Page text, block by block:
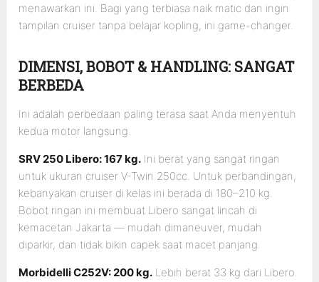
menawarkan ini. Bagi yang terbiasa naik matic dan ingin
tampilan cruiser tanpa belajar kopling, ini game-changer.
DIMENSI, BOBOT & HANDLING: SANGAT
BERBEDA
Ini adalah perbedaan paling terasa saat Anda menyentuh
kedua motor langsung.
SRV 250 Libero: 167 kg. Ini berat yang sangat ringan
untuk ukuran cruiser V-Twin 250cc. Untuk perbandingan,
kebanyakan cruiser di kelas ini berada di 180–210 kg.
Bobot ringan ini membuat Libero sangat lincah di
kemacetan Jakarta — mudah dimaneuver, mudah
diparkir, dan tidak bikin capek saat macet panjang.
Morbidelli C252V: 200 kg. Lebih berat 33 kg dari Libero.